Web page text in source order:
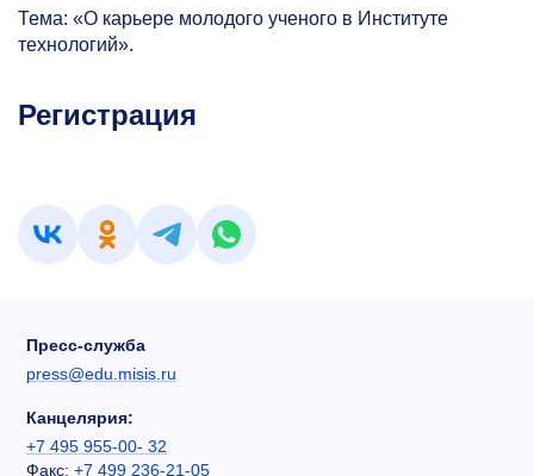
Тема: «О карьере молодого ученого в Институте
технологий».
Регистрация
Пресс-служба
press@edu.misis.ru
Канцелярия:
+7 495 955-00- 32
Факс: +7 499 236-21-05